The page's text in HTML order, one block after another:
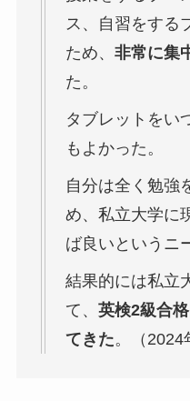
ス、自習をする
ため、 非常に集
た。
タブレットをい
もよかった。
自分は全く勉強
め、私立大学に
ば良いというニ
結果的には私立
て、 英検2級合
てきた。（2024